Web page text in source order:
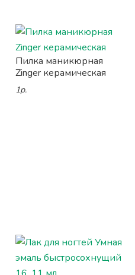
Пилка маникюрная
Zinger керамическая
1р.